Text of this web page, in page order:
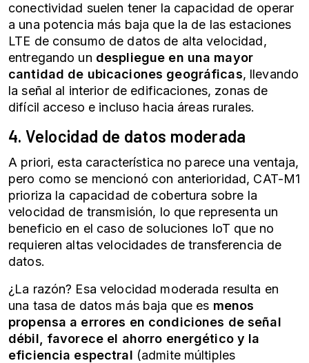
conectividad suelen tener la capacidad de operar
a una potencia más baja que la de las estaciones
LTE de consumo de datos de alta velocidad,
entregando un despliegue en una mayor
cantidad de ubicaciones geográficas, llevando
la señal al interior de edificaciones, zonas de
difícil acceso e incluso hacia áreas rurales.
4. Velocidad de datos moderada
A priori, esta característica no parece una ventaja,
pero como se mencionó con anterioridad, CAT-M1
prioriza la capacidad de cobertura sobre la
velocidad de transmisión, lo que representa un
beneficio en el caso de soluciones IoT que no
requieren altas velocidades de transferencia de
datos.
¿La razón? Esa velocidad moderada resulta en
una tasa de datos más baja que es menos
propensa a errores en condiciones de señal
débil, favorece el ahorro energético y la
eficiencia espectral (admite múltiples